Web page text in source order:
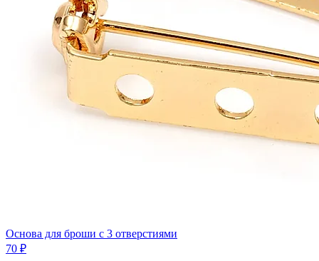
Основа для броши с 3 отверстиями
70 ₽